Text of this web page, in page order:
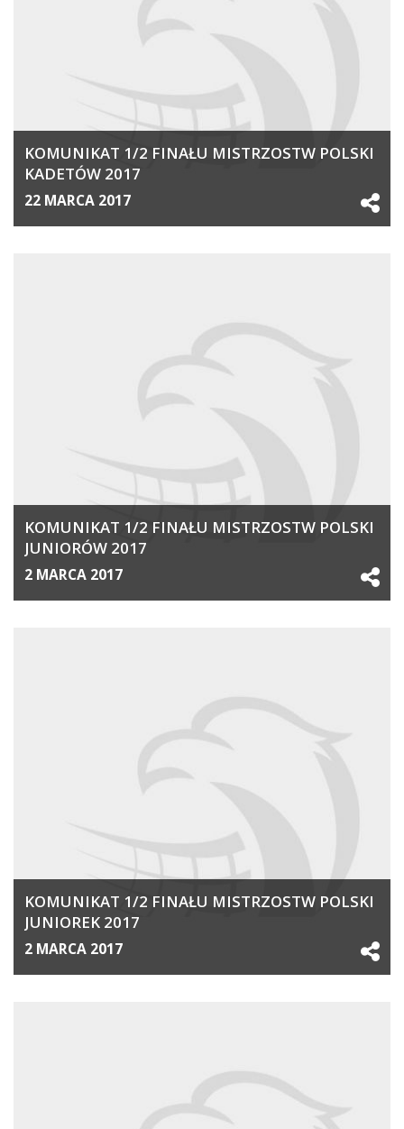
KOMUNIKAT 1/2 FINAŁU MISTRZOSTW POLSKI
KADETÓW 2017
22 MARCA 2017
KOMUNIKAT 1/2 FINAŁU MISTRZOSTW POLSKI
JUNIORÓW 2017
2 MARCA 2017
KOMUNIKAT 1/2 FINAŁU MISTRZOSTW POLSKI
JUNIOREK 2017
2 MARCA 2017